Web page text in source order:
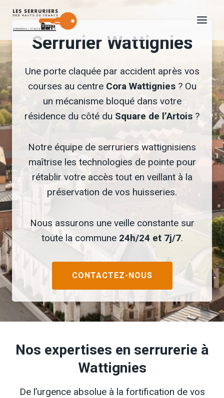
Aller
Serrurier Wattignies
Une porte claquée par accident après vos
courses au centre Cora Wattignies? Ou
un mécanisme bloqué dans votre
résidence du côté du Square de l’Artois ?
Notre équipe de serruriers wattignisiens
maîtrise les technologies de pointe pour
rétablir votre accès tout en veillant à la
préservation de vos huisseries.
Nous assurons une veille constante sur
toute la commune 24h/24 et 7j/7.
CONTACTEZ-NOUS
Nos expertises en serrurerie à
Wattignies
De l’urgence absolue à la fortification de vos